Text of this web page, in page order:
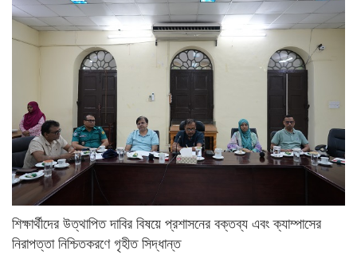
শিক্ষার্থীদের উত্থাপিত দাবির বিষয়ে প্রশাসনের বক্তব্য এবং ক্যাম্পাসের
নিরাপত্তা নিশ্চিতকরণে গৃহীত সিদ্ধান্ত